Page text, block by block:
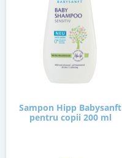
Sampon Hipp Babysanft
pentru copii 200 ml